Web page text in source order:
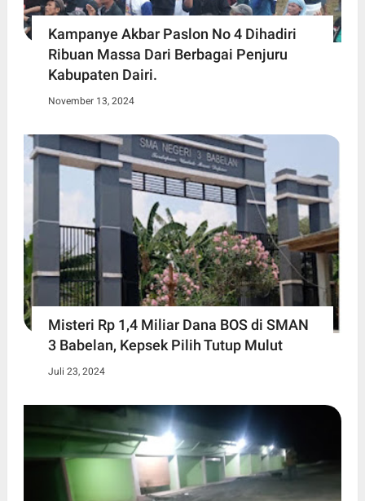
Kampanye Akbar Paslon No 4 Dihadiri
Ribuan Massa Dari Berbagai Penjuru
Kabupaten Dairi.
November 13, 2024
Misteri Rp 1,4 Miliar Dana BOS di SMAN
3 Babelan, Kepsek Pilih Tutup Mulut
Juli 23, 2024